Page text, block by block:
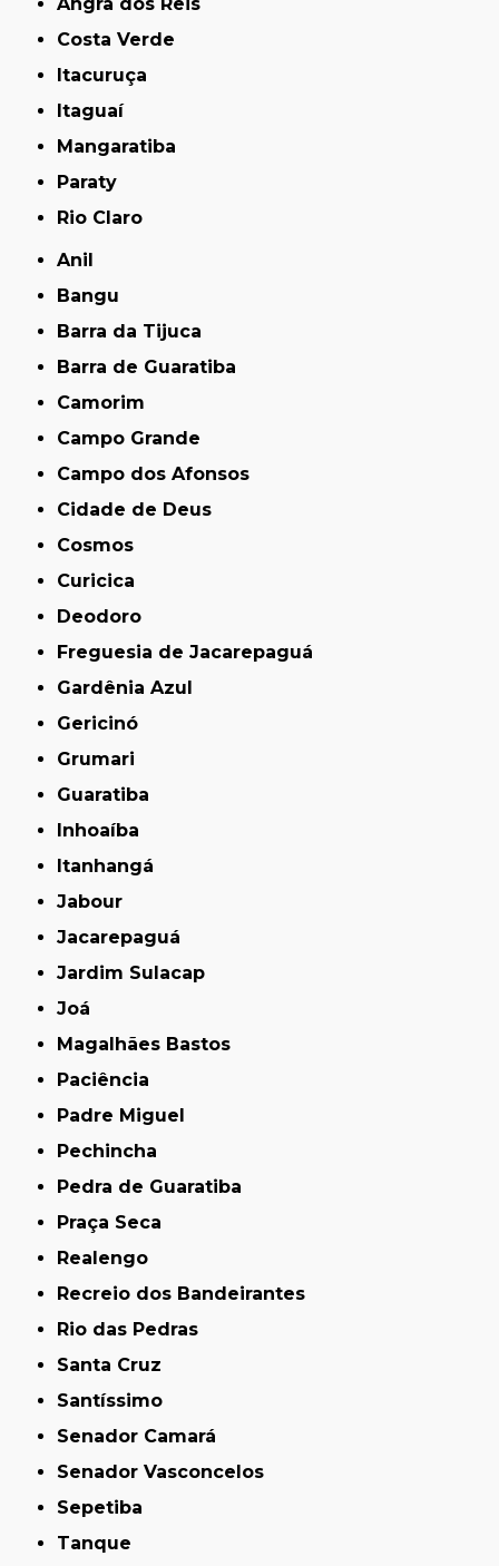
Costa Verde
Itacuruça
Itaguaí
Mangaratiba
Paraty
Rio Claro
Anil
Bangu
Barra da Tijuca
Barra de Guaratiba
Camorim
Campo Grande
Campo dos Afonsos
Cidade de Deus
Cosmos
Curicica
Deodoro
Freguesia de Jacarepaguá
Gardênia Azul
Gericinó
Grumari
Guaratiba
Inhoaíba
Itanhangá
Jabour
Jacarepaguá
Jardim Sulacap
Joá
Magalhães Bastos
Paciência
Padre Miguel
Pechincha
Pedra de Guaratiba
Praça Seca
Realengo
Recreio dos Bandeirantes
Rio das Pedras
Santa Cruz
Santíssimo
Senador Camará
Senador Vasconcelos
Sepetiba
Tanque